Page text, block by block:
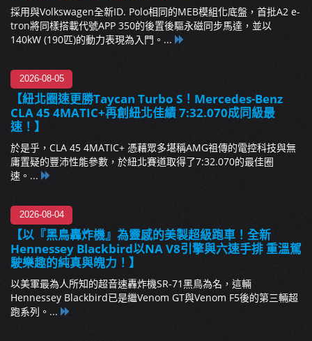
採用與Volkswagen全新ID. Polo相同的MEB模組化底盤，首批A2 e-
tron將同樣搭載代號APP 350的後置後驅永磁同步馬達，並以
140kW (190匹)的動力表現為入門。...
2026-08-05
【紐北圈速更勝Taycan Turbo S！Mercedes-Benz
CLA 45 4MATIC+再創紐北佳績 7:32.070成同級最
速！】
於是乎，CLA 45 4MATIC+ 憑藉眾多堪稱AMG祖傳的電控科技與無
庸置疑的豐沛性能參數，於紐北賽道取得了7:32.070的最佳圈
速。...
2026-08-04
【以『黑鳥轟炸機』為靈感的美製超級跑車！全新
Hennessey Blackbird以NA V8引擎與六速手排 重溫駕
駛樂趣的純真與魄力！】
以美軍最為人所知的超音速轟炸機SR-71黑鳥為名，這輛
Hennessey Blackbird已是繼Venom GT與Venom F5後的第三輛超
跑系列。...